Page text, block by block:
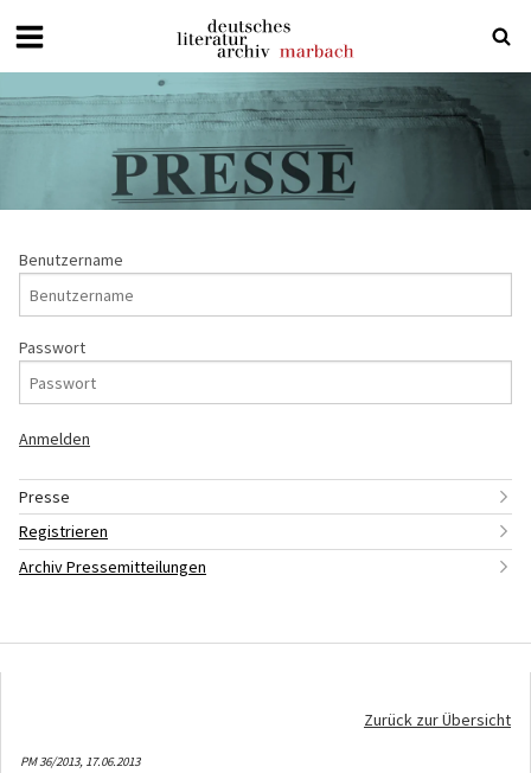
Deutsches
Literaturarchiv
Marbach
Benutzername
Passwort
Presse
Registrieren
Archiv Pressemitteilungen
Zurück zur Übersicht
PM 36/2013, 17.06.2013